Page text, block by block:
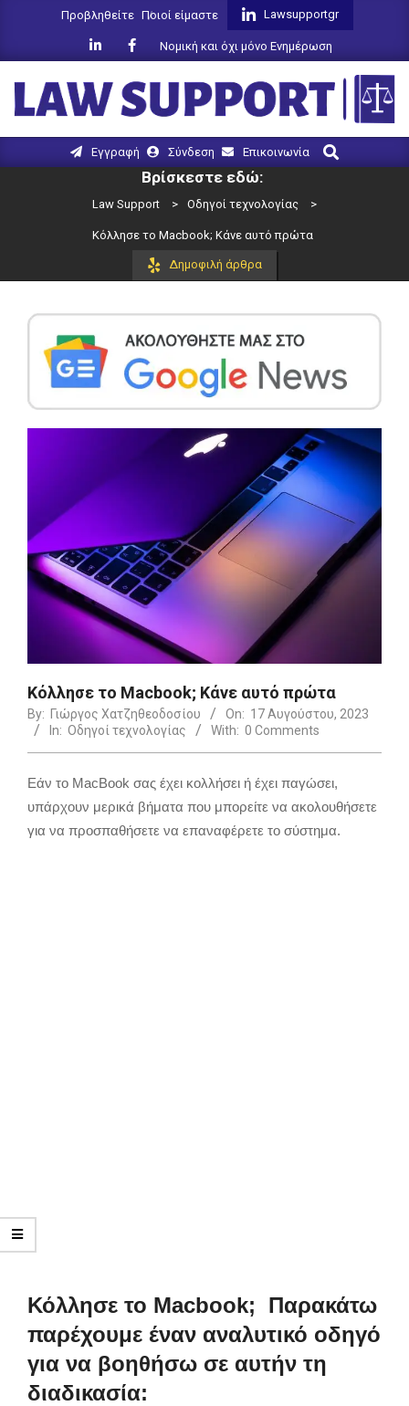
Προβληθείτε Ποιοί είμαστε Lawsupportgr
Νομική και όχι μόνο Ενημέρωση
LAW
SUPPORT
Navigation
Εγγραφή Σύνδεση Επικοινωνία
Search
Βρίσκεστε εδώ:
Law Support > Οδηγοί τεχνολογίας >
Κόλλησε το Macbook; Κάνε αυτό πρώτα
Δημοφιλή άρθρα
Κόλλησε το Macbook; Κάνε αυτό πρώτα
By: Γιώργος Χατζηθεοδοσίου On: 17 Αυγούστου, 2023
In: Οδηγοί τεχνολογίας With: 0 Comments
Εάν το MacBook σας έχει κολλήσει ή έχει παγώσει,
υπάρχουν μερικά βήματα που μπορείτε να ακολουθήσετε
για να προσπαθήσετε να επαναφέρετε το σύστημα.
Κόλλησε το Macbook; Παρακάτω
παρέχουμε έναν αναλυτικό οδηγό
για να βοηθήσω σε αυτήν τη
διαδικασία: